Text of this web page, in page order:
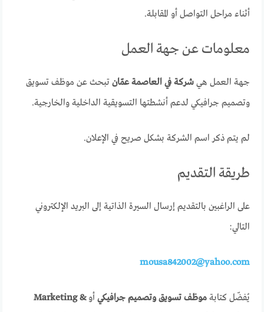
أثناء مراحل التواصل أو المقابلة.
معلومات عن جهة العمل
جهة العمل هيشركة في العاصمة عمّان تبحث عن موظف تسويق
وتصميم جرافيكي لدعم أنشطتها التسويقية الداخلية والخارجية.
لم يتم ذكر اسم الشركة بشكل صريح في الإعلان.
طريقة التقديم
على الراغبين بالتقديم إرسال السيرة الذاتية إلى البريد الإلكتروني
التالي:
mousa842002@yahoo.com
يُفضّل كتابةموظف تسويق وتصميم جرافيكي أوMarketing &